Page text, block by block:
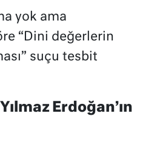
yok ama
“Dini değerlerin
suçu tesbit
Erdoğan’ın